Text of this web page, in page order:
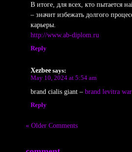
В итоге, для всех, кто пытается
– значит избежать долгого
карьеры.
http://www.ab-diplom.ru
Reply
Xezbee says:
May 10, 2024 at 5:54 am
brand cialis giant – brand levitra
Reply
« Older Comments